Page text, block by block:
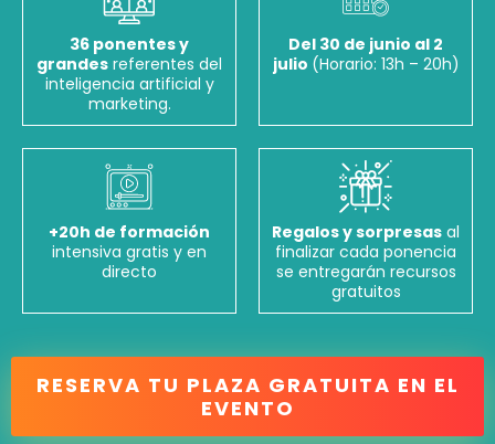
36 ponentes y
grandes referentes del
inteligencia artificial y
marketing.
Del 30 de junio al 2
julio (Horario: 13h – 20h)
+20h de formación
intensiva gratis y en
directo
Regalos y sorpresas al
finalizar cada ponencia
se entregarán recursos
gratuitos
RESERVA TU PLAZA GRATUITA EN EL
EVENTO